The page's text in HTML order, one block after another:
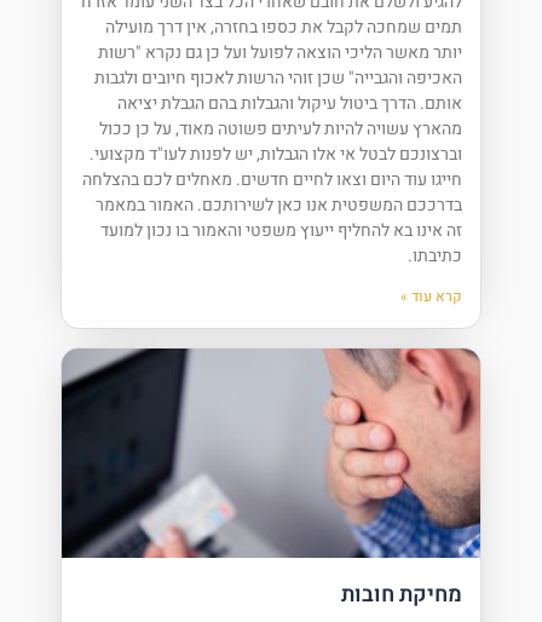
תמים שמחכה לקבל את כספו בחזרה, אין דרך מועילה
יותר מאשר הליכי הוצאה לפועל ועל כן גם נקרא "רשות
האכיפה והגבייה" שכן זוהי הרשות לאכוף חיובים ולגבות
אותם. הדרך ביטול עיקול והגבלות בהם הגבלת יציאה
מהארץ עשויה להיות לעיתים פשוטה מאוד, על כן ככול
וברצונכם לבטל אי אלו הגבלות, יש לפנות לעו"ד מקצועי.
חייגו עוד היום וצאו לחיים חדשים. מאחלים לכם בהצלחה
בדרככם המשפטית אנו כאן לשירותכם. האמור במאמר
זה אינו בא להחליף ייעוץ משפטי והאמור בו נכון למועד
כתיבתו.
קרא עוד »
מחיקת חובות